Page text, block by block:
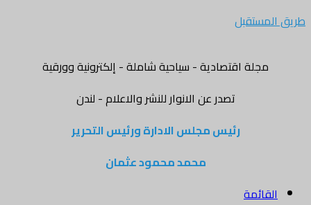
طريق المستقبل
مجلة اقتصادية - سياحية شاملة - إلكترونية وورقية
تصدر عن الانوار للنشر والاعلام - لندن
رئيس مجلس الادارة ورئيس التحرير
محمد محمود عثمان
القائمة